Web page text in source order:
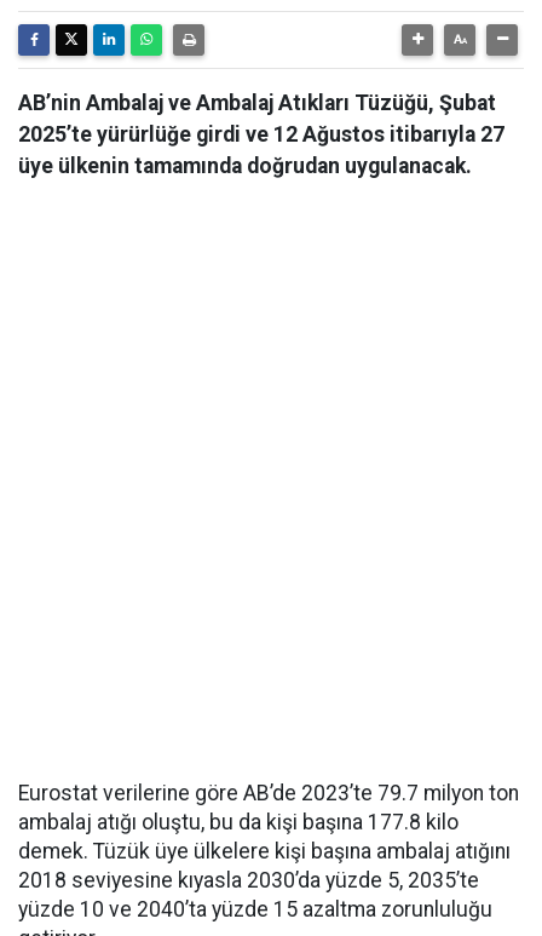
AB’nin Ambalaj ve Ambalaj Atıkları Tüzüğü, Şubat
2025’te yürürlüğe girdi ve 12 Ağustos itibarıyla 27
üye ülkenin tamamında doğrudan uygulanacak.
Eurostat verilerine göre AB’de 2023’te 79.7 milyon ton
ambalaj atığı oluştu, bu da kişi başına 177.8 kilo
demek. Tüzük üye ülkelere kişi başına ambalaj atığını
2018 seviyesine kıyasla 2030’da yüzde 5, 2035’te
yüzde 10 ve 2040’ta yüzde 15 azaltma zorunluluğu